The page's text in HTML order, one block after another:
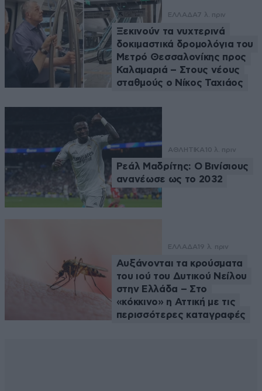
ΕΛΛΑΔΑ7 λ. πριν
Ξεκινούν τα νυχτερινά
δοκιμαστικά δρομολόγια του
Μετρό Θεσσαλονίκης προς
Καλαμαριά – Στους νέους
σταθμούς ο Νίκος Ταχιάος
ΑΘΛΗΤΙΚΑ 10 λ. πριν
Ρεάλ Μαδρίτης: Ο Βινίσιους
ανανέωσε ως το 2032
ΕΛΛΑΔΑ 19 λ. πριν
Αυξάνονται τα κρούσματα
του ιού του Δυτικού Νείλου
στην Ελλάδα – Στο
«κόκκινο» η Αττική με τις
περισσότερες καταγραφές